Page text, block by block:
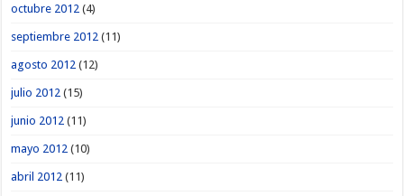
octubre 2012 (4)
septiembre 2012 (11)
agosto 2012 (12)
julio 2012 (15)
junio 2012 (11)
mayo 2012 (10)
abril 2012 (11)